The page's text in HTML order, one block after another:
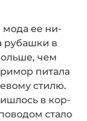
мода ее ни­
рубашки в
чем
питала
стилю.
в кор­
стало